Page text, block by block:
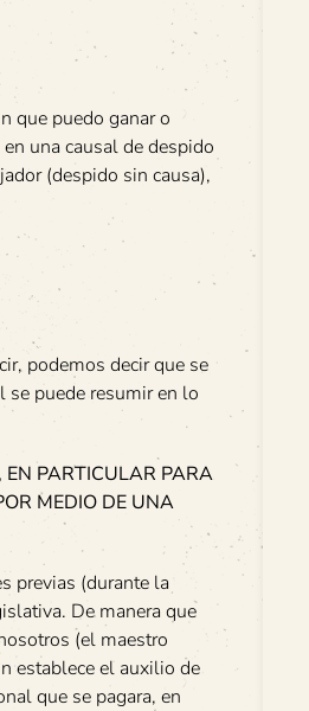
que puedo ganar o
una causal de despido
(despido sin causa),
podemos decir que se
se puede resumir en lo
EN PARTICULAR PARA
MEDIO DE UNA
previas (durante la
De manera que
(el maestro
establece el auxilio de
que se pagara, en